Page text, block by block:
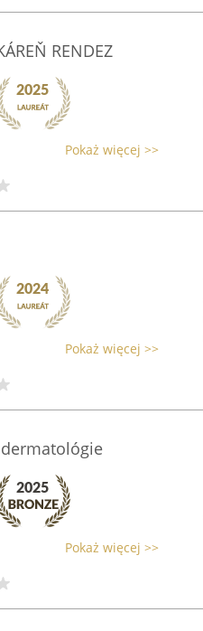
RENDEZ
Pokaż więcej >>
Pokaż więcej >>
Pokaż więcej >>